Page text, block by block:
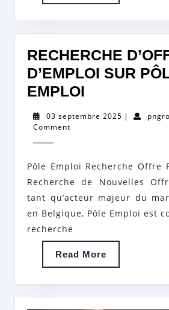
EN
More
RECHERCHE
D’EMPLOI SUR
EMPLOI
D’OFFRES
PÔLE
EMPLOI
03 septembre 2025 03|
Comment
Pôle Emploi Recherche Offre
Recherche de Nouvelles
tant qu’acteur majeur du
en Belgique, Pôle Emploi est
recherche
Read More
More